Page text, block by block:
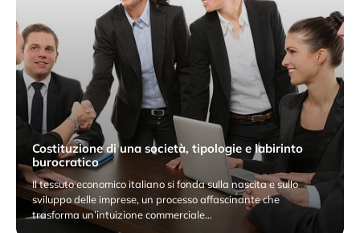
Costituzione di una società, tipologie e labirinto
burocratico
Il tessuto economico italiano si fonda sulla nascita e sullo
sviluppo delle imprese, un processo affascinante che
trasforma un’intuizione commerciale…